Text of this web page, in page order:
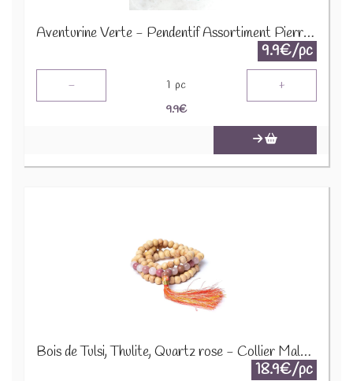
Aventurine Verte - Pendentif Assortiment Pierres Précieuses GemPD-18
9.9€/pc
- 1 pc +
9.9€
Bois de Tulsi, Thulite, Quartz rose - Collier Mala 12646
18.9€/pc